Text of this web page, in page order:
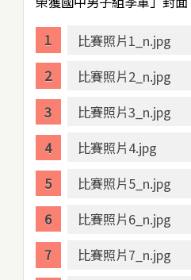
比賽照片1_n.jpg
比賽照片2_n.jpg
比賽照片3_n.jpg
比賽照片4.jpg
比賽照片5_n.jpg
比賽照片6_n.jpg
比賽照片7_n.jpg